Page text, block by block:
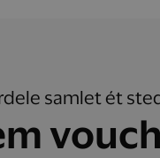
samlet ét